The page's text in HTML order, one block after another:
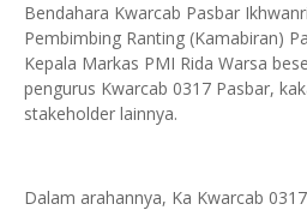
Bendahara Kwarcab Pasbar
Pembimbing Ranting (Kamabiran)
Kepala Markas PMI Rida Warsa
pengurus Kwarcab 0317 Pasbar,
stakeholder lainnya.
Dalam arahannya, Ka Kwarcab